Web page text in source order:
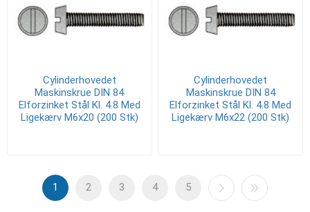
Cylinderhovedet
Maskinskrue DIN 84
Elforzinket Stål Kl. 4.8 Med
Ligekærv M6x20 (200 Stk)
Cylinderhovedet
Maskinskrue DIN 84
Elforzinket Stål Kl. 4.8 Med
Ligekærv M6x22 (200 Stk)
1 2 3 4 5